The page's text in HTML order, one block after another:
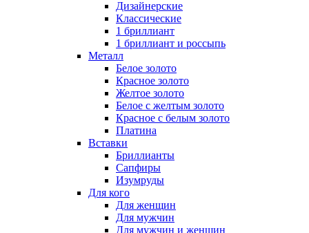
Дизайнерские
Классические
1 бриллиант
1 бриллиант и россыпь
Металл
Белое золото
Красное золото
Желтое золото
Белое с желтым золото
Красное с белым золото
Платина
Вставки
Бриллианты
Сапфиры
Изумруды
Для кого
Для женщин
Для мужчин
Для мужчин и женщин